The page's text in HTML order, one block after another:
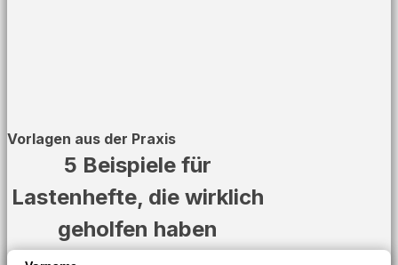
Vorlagen aus der Praxis
5 Beispiele für
Lastenhefte, die wirklich
geholfen haben